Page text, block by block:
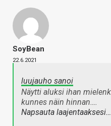
SoyBean
22.6.2021
luujauho sanoi
Näytti aluksi ihan
kunnes näin hinnan….
Napsauta laajentaaksesi…